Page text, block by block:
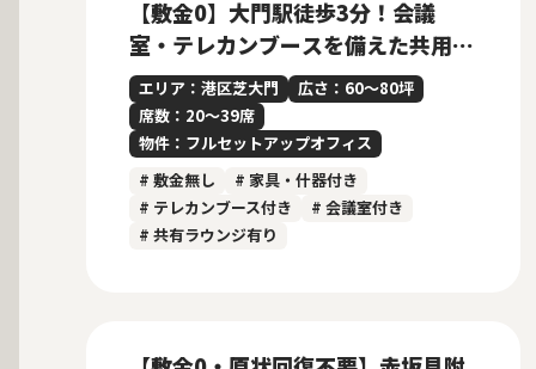
【敷金0】大門駅徒歩3分！会議
室・テレカンブースを備えた共用ラ
ウンジ付きフルセットアップオフィ
ス
エリア：港区芝大門
広さ：60〜80坪
席数：20〜39席
物件：フルセットアップオフィス
# 敷金無し
# 家具・什器付き
# テレカンブース付き
# 会議室付き
# 共有ラウンジ有り